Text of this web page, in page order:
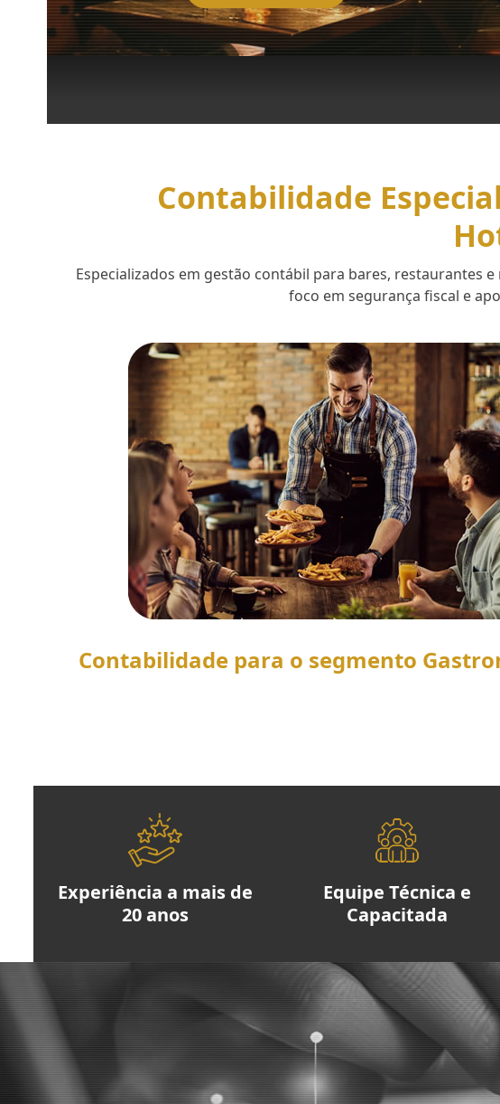
Contabilidade
Especializados em gestão contábil para bares, restaurantes
foco em segurança fiscal e
Contabilidade para o segmento
Experiência a mais de
20 anos
Equipe Técnica e
Capacitada